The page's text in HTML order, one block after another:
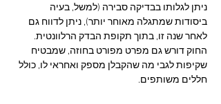
ניתן לגלותו בבדיקה סבירה (למשל, בעיה
ביסודות שמתגלה מאוחר יותר), ניתן לדווח גם
לאחר שנה זו, בתוך תקופת הבדק הרלוונטית.
החוק דורש גם מפרט מפורט בחוזה, שמבטיח
שקיפות לגבי מה שהקבלן מספק ואחראי לו, כולל
חללים משותפים.